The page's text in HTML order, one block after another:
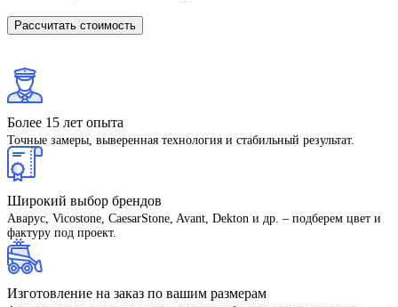
Рассчитать стоимость
Более 15 лет опыта
Точные замеры, выверенная технология и стабильный результат.
Широкий выбор брендов
Aварус, Vicostone, CaesarStone, Avant, Dekton и др. – подберем цвет и
фактуру под проект.
Изготовление на заказ по вашим размерам